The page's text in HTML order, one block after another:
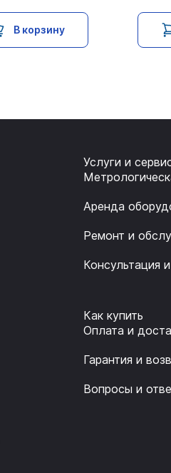
В корзину
Услуги и
Аренда
Ремонт и
Консультация
Как купить
Оплата и
Гарантия и
Вопросы и